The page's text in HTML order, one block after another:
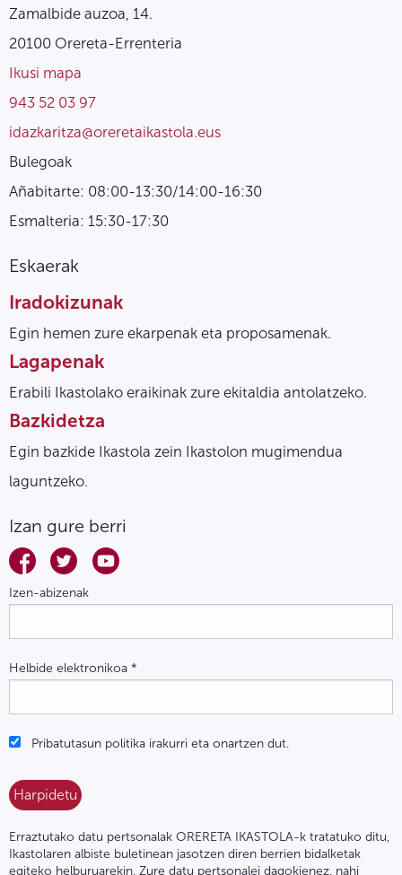
Zamalbide auzoa, 14.
20100 Orereta-Errenteria
Ikusi mapa
943 52 03 97
idazkaritza@oreretaikastola.eus
Bulegoak
Añabitarte: 08:00-13:30/14:00-16:30
Esmalteria: 15:30-17:30
Eskaerak
Iradokizunak
Egin hemen zure ekarpenak eta proposamenak.
Lagapenak
Erabili Ikastolako eraikinak zure ekitaldia antolatzeko.
Bazkidetza
Egin bazkide Ikastola zein Ikastolon mugimendua
laguntzeko.
Izan gure berri
Izen-abizenak
Helbide elektronikoa *
Pribatutasun politika irakurri eta onartzen dut.
Erraztutako datu pertsonalak ORERETA IKASTOLA-k tratatuko ditu,
Ikastolaren albiste buletinean jasotzen diren berrien bidalketak
egiteko helburuarekin. Zure datu pertsonalei dagokienez, nahi